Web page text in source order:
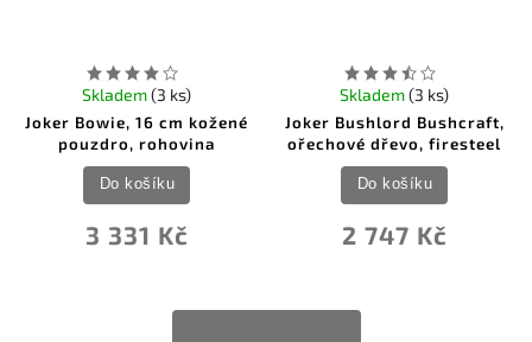
Joker Bowie, 16 cm kožené
pouzdro, rohovina
Skladem(3 ks)
3 331 Kč
Do košíku
Joker Bushlord Bushcraft,
ořechové dřevo, firesteel
Skladem(3 ks)
2 747 Kč
Do košíku